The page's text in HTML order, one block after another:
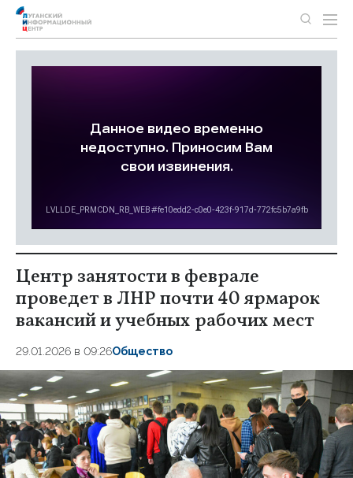
Центр занятости в феврале
проведет в ЛНР почти 40 ярмарок
вакансий и учебных рабочих мест
29.01.2026 в 09:26Общество